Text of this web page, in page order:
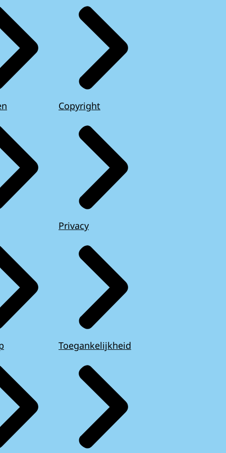
Copyright
Privacy
Toegankelijkheid